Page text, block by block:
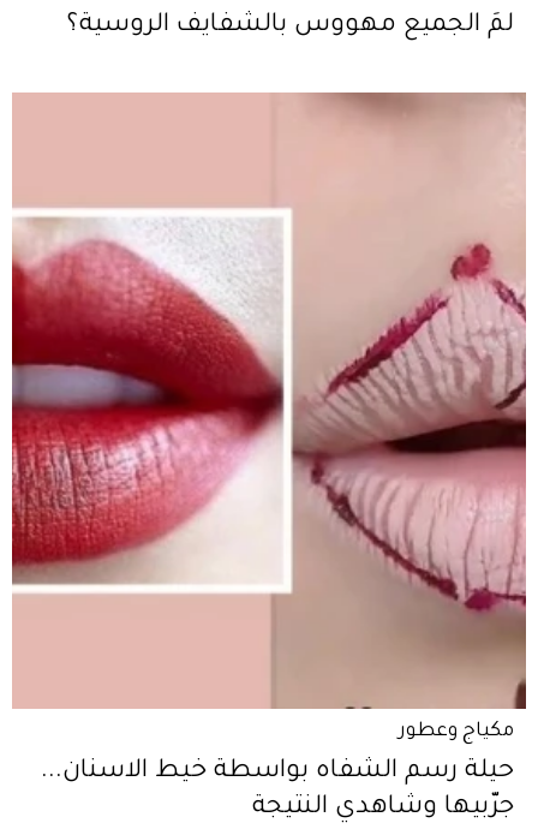
لمَ الجميع مهووس بالشفايف الروسية؟
مكياج وعطور
حيلة رسم الشفاه بواسطة خيط الاسنان...
جرّبيها وشاهدي النتيجة